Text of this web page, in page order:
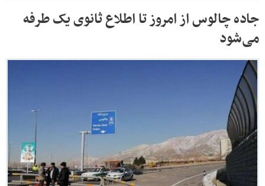
جاده چالوس از امروز تا اطلاع ثانوی یک‌ طرفه
می‌شود